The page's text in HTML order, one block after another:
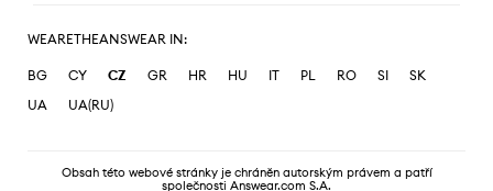
WEARETHEANSWEAR IN:
BG CY CZ GR HR HU IT PL RO SI
SK
UA
UA(RU)
Obsah této webové stránky je chráněn autorským právem a patří
společnosti Answear.com S.A.